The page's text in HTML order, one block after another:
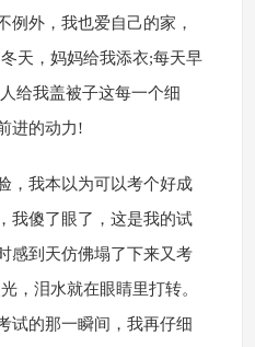
例外，我也爱自己的家，
天，妈妈给我添衣;每天早
给我盖被子这每一个细
进的动力!
，我本以为可以考个好成
我傻了眼了，这是我的试
感到天仿佛塌了下来又考
，泪水就在眼睛里打转。
试的那一瞬间，我再仔细